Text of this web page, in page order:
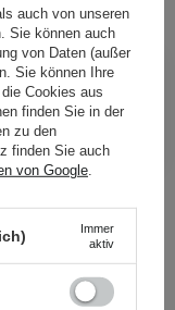
von
auch von unseren
Sie können auch
von Daten (außer
Sie können Ihre
Cookies aus
finden Sie in der
zu den
finden Sie auch
von Google
Immer
aktiv